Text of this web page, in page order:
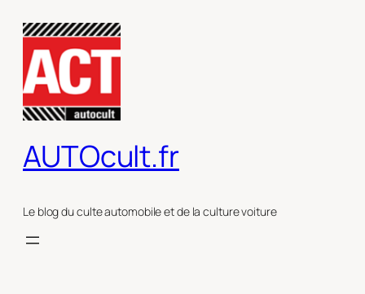
contenu
AUTOcult.fr
Le blog du culte automobile et de la culture voiture